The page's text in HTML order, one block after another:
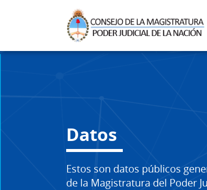
Datos
Estos son datos públicos
de la Magistratura del Poder